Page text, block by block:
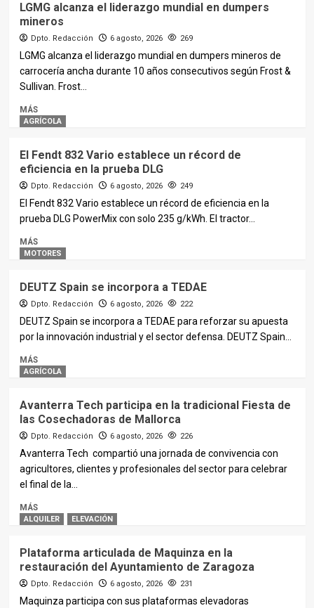
LGMG alcanza el liderazgo mundial en dumpers
mineros
Dpto. Redacción 6 agosto, 2026 269
LGMG alcanza el liderazgo mundial en dumpers mineros de
carrocería ancha durante 10 años consecutivos según Frost &
Sullivan. Frost...
MÁS
AGRÍCOLA
El Fendt 832 Vario establece un récord de
eficiencia en la prueba DLG
Dpto. Redacción 6 agosto, 2026 249
El Fendt 832 Vario establece un récord de eficiencia en la
prueba DLG PowerMix con solo 235 g/kWh. El tractor...
MÁS
MOTORES
DEUTZ Spain se incorpora a TEDAE
Dpto. Redacción 6 agosto, 2026 222
DEUTZ Spain se incorpora a TEDAE para reforzar su apuesta
por la innovación industrial y el sector defensa. DEUTZ Spain...
MÁS
AGRÍCOLA
Avanterra Tech participa en la tradicional Fiesta de
las Cosechadoras de Mallorca
Dpto. Redacción 6 agosto, 2026 226
Avanterra Tech compartió una jornada de convivencia con
agricultores, clientes y profesionales del sector para celebrar
el final de la...
MÁS
ALQUILER ELEVACIÓN
Plataforma articulada de Maquinza en la
restauración del Ayuntamiento de Zaragoza
Dpto. Redacción 6 agosto, 2026 231
Maquinza participa con sus plataformas elevadoras